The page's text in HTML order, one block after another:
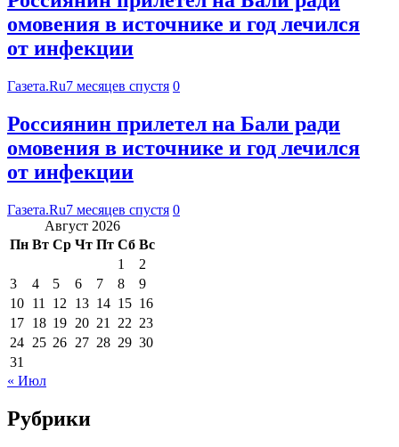
омовения в источнике и год лечился
от инфекции
Газета.Ru7 месяцев спустя 0
Россиянин прилетел на Бали ради
омовения в источнике и год лечился
от инфекции
Газета.Ru7 месяцев спустя 0
Август 2026
Пн Вт Ср Чт Пт Сб Вс
1
2
3
4 5 6 7 8
9
10 11 12 13 14 15 16
17 18 19 20 21 22 23
24 25 26 27 28 29 30
31
« Июл
Рубрики